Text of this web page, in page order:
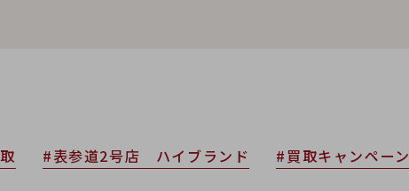
#表参道2号店 ハイブランド #買取キャンペーン